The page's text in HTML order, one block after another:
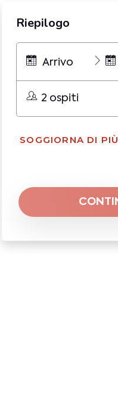
Riepilogo
Arrivo
2 ospiti
SOGGIORNA DI